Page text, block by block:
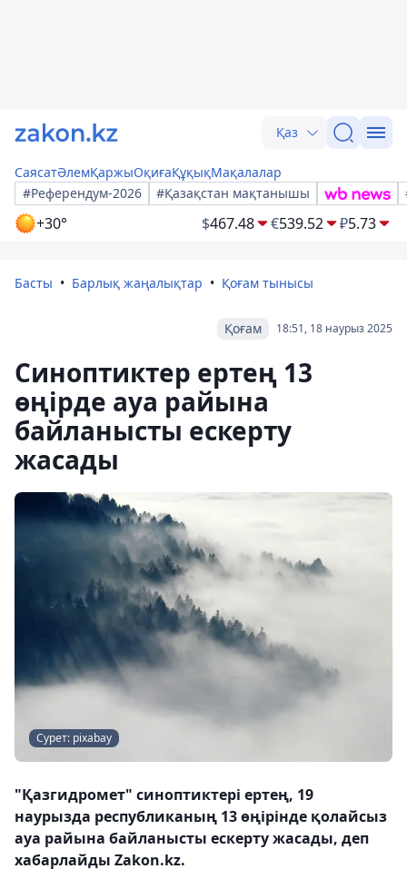
Қаз
СаясатӘлемҚаржыОқиғаҚұқықМақалалар
#Референдум-2026
#Қазақстан мақтанышы
+30° $467.48 €539.52 ₽5.73
Басты Барлық жаңалықтар Қоғам тынысы
18:51, 18 наурыз 2025
Қоғам
Синоптиктер ертең 13
өңірде ауа райына
байланысты ескерту
жасады
Сурет: pixabay
"Қазгидромет" синоптиктері ертең, 19
наурызда республиканың 13 өңірінде қолайсыз
ауа райына байланысты ескерту жасады, деп
хабарлайды Zakon.kz.